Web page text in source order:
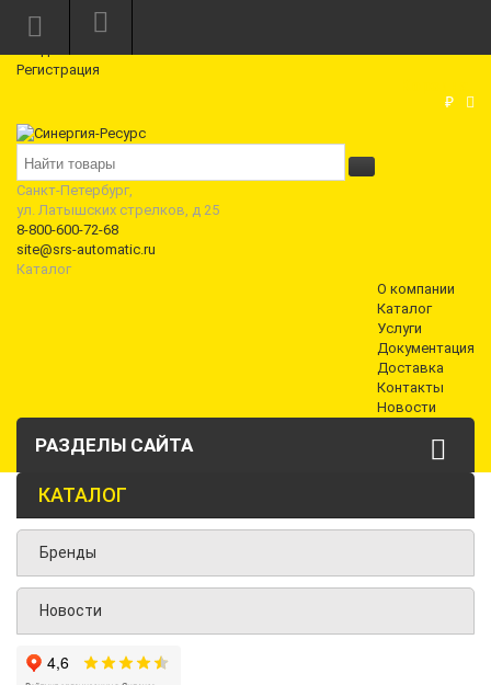
Режим работы: Пн—Пт: 10:00—18:00
Регистрация
₽
Санкт-Петербург,
ул. Латышских стрелков, д 25
8-800-600-72-68
site@srs-automatic.ru
Каталог
О компании
Каталог
Услуги
Документация
Доставка
Контакты
Новости
РАЗДЕЛЫ САЙТА
КАТАЛОГ
Бренды
Новости